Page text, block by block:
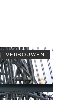
VERBOUWEN